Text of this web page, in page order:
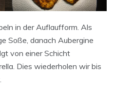
in der Auflaufform. Als
Soße, danach Aubergine
von einer Schicht
Dies wiederholen wir bis